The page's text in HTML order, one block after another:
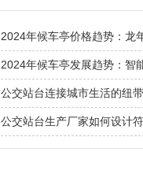
2024年候车亭价格趋势：龙
2024年候车亭发展趋势：智
公交站台连接城市生活的纽
公交站台生产厂家如何设计